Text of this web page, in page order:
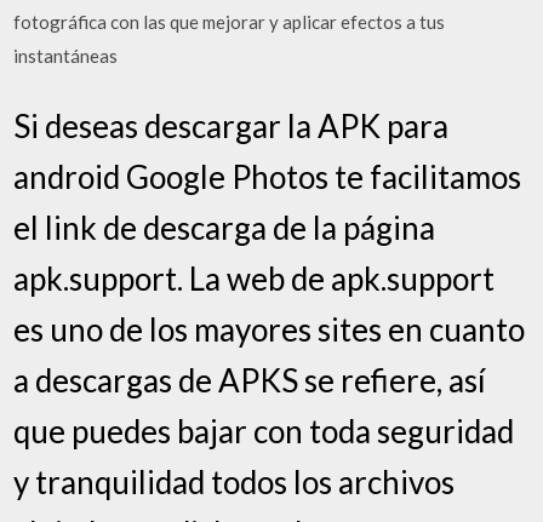
fotográfica con las que mejorar y aplicar efectos a tus
instantáneas
Si deseas descargar la APK para
android Google Photos te facilitamos
el link de descarga de la página
apk.support. La web de apk.support
es uno de los mayores sites en cuanto
a descargas de APKS se refiere, así
que puedes bajar con toda seguridad
y tranquilidad todos los archivos